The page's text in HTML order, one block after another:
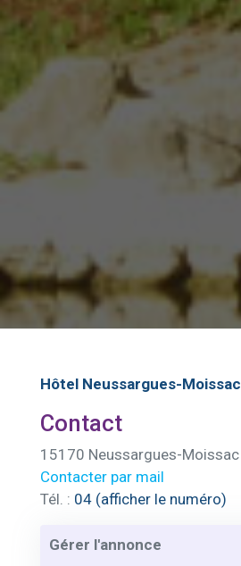
Hôtel Neussargues-Moissac
Contact
15170 Neussargues-Moissac
Contacter par mail
Tél. : 04 (afficher le numéro)
Gérer l'annonce